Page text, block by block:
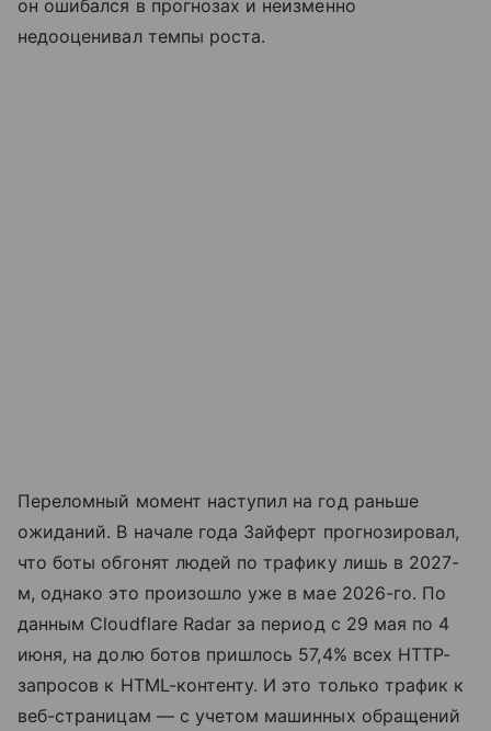
он ошибался в прогнозах и неизменно
недооценивал темпы роста.
Переломный момент наступил на год раньше
ожиданий. В начале года Зайферт прогнозировал,
что боты обгонят людей по трафику лишь в 2027-
м, однако это произошло уже в мае 2026-го. По
данным Cloudflare Radar за период с 29 мая по 4
июня, на долю ботов пришлось 57,4% всех HTTP-
запросов к HTML-контенту. И это только трафик к
веб-страницам — с учетом машинных обращений